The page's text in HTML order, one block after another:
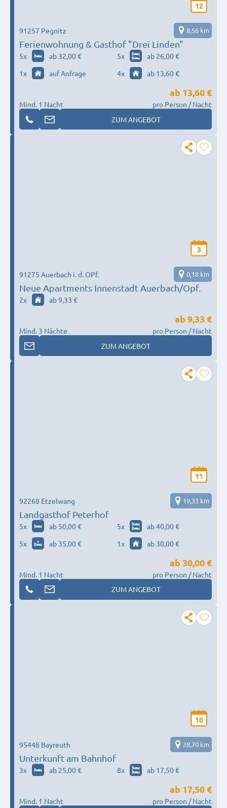
12
Ferienwohnung & Gasthof "Drei Linden"
91257 Pegnitz 8,56 km
5x ab 32,00 € 5x
ab 26,00 €
1x auf Anfrage 4x ab 13,60 €
Mind. 1 Nacht
ab 13,60 €
pro Person / Nacht
ZUM ANGEBOT
3
Neue Apartments Innenstadt Auerbach/Opf.
91275 Auerbach i. d. OPf. 0,18 km
2x ab 9,33 €
Mind. 3 Nächte
ab 9,33 €
pro Person / Nacht
ZUM ANGEBOT
11
Landgasthof Peterhof
92268 Etzelwang 19,33 km
5x ab 50,00 € 5x
ab 40,00 €
5x ab 35,00 € 1x ab 30,00 €
Mind. 1 Nacht
ab 30,00 €
pro Person / Nacht
ZUM ANGEBOT
10
Unterkunft am Bahnhof
95448 Bayreuth 28,70 km
3x ab 25,00 € 8x ab 17,50 €
Mind. 1 Nacht
ab 17,50 €
pro Person / Nacht